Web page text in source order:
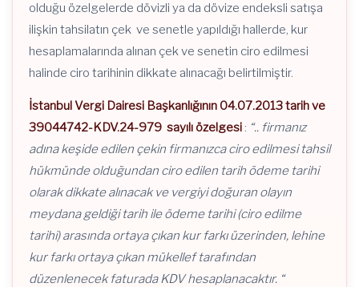
olduğu özelgelerde dövizli ya da dövize endeksli satışa
ilişkin tahsilatın çek ve senetle yapıldığı hallerde, kur
hesaplamalarında alınan çek ve senetin ciro edilmesi
halinde ciro tarihinin dikkate alınacağı belirtilmiştir.
İstanbul Vergi Dairesi Başkanlığının 04.07.2013 tarih ve
39044742-KDV.24-979 sayılı özelgesi : “.. firmanız
adına keşide edilen çekin firmanızca ciro edilmesi tahsil
hükmünde olduğundan ciro edilen tarih ödeme tarihi
olarak dikkate alınacak ve vergiyi doğuran olayın
meydana geldiği tarih ile ödeme tarihi (ciro edilme
tarihi) arasında ortaya çıkan kur farkı üzerinden, lehine
kur farkı ortaya çıkan mükellef tarafından
düzenlenecek faturada KDV hesaplanacaktır. “